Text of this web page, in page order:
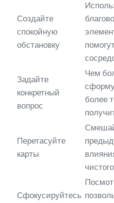
Создайте
спокойную
обстановку
Задайте
конкретный
вопрос
Чем
более
Перетасуйте
карты
Сфокусируйтесь